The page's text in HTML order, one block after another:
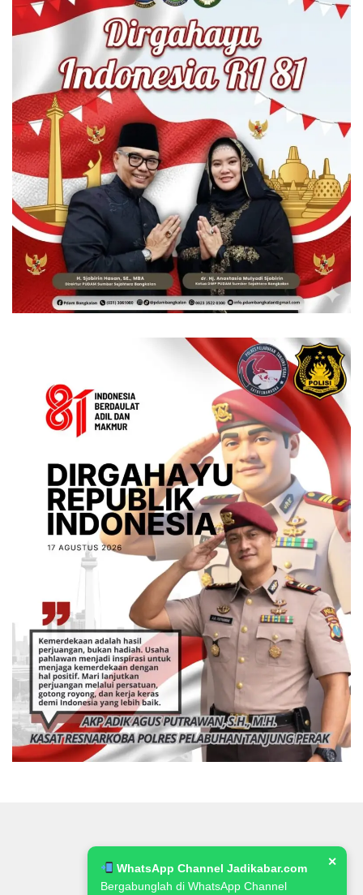
WhatsApp Channel Jadikabar.com
Bergabunglah di WhatsApp Channel
✕